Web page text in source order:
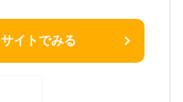
イトでみる